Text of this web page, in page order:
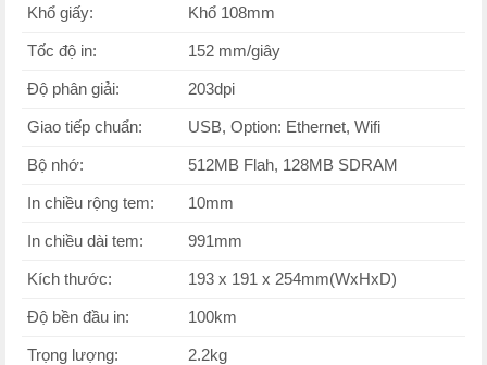
Khổ giấy: Khổ 108mm
Tốc độ in: 152 mm/giây
Độ phân giải: 203dpi
Giao tiếp chuẩn: USB, Option: Ethernet, Wifi
Bộ nhớ: 512MB Flah, 128MB SDRAM
In chiều rộng tem: 10mm
In chiều dài tem: 991mm
Kích thước: 193 x 191 x 254mm(WxHxD)
Độ bền đầu in: 100km
Trọng lượng: 2.2kg